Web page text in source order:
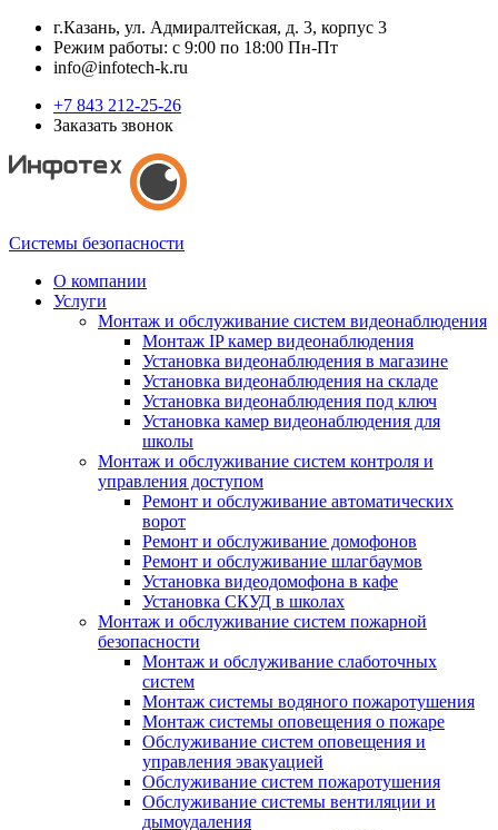
г.Казань, ул. Адмиралтейская, д. 3, корпус 3
Режим работы: с 9:00 по 18:00 Пн-Пт
info@infotech-k.ru
+7 843 212-25-26
Заказать звонок
Системы безопасности
О компании
Услуги
Монтаж и обслуживание систем видеонаблюдения
Монтаж IP камер видеонаблюдения
Установка видеонаблюдения в магазине
Установка видеонаблюдения на складе
Установка видеонаблюдения под ключ
Установка камер видеонаблюдения для
школы
Монтаж и обслуживание систем контроля и
управления доступом
Ремонт и обслуживание автоматических
ворот
Ремонт и обслуживание домофонов
Ремонт и обслуживание шлагбаумов
Установка видеодомофона в кафе
Установка СКУД в школах
Монтаж и обслуживание систем пожарной
безопасности
Монтаж и обслуживание слаботочных
систем
Монтаж системы водяного пожаротушения
Монтаж системы оповещения о пожаре
Обслуживание систем оповещения и
управления эвакуацией
Обслуживание систем пожаротушения
Обслуживание системы вентиляции и
дымоудаления